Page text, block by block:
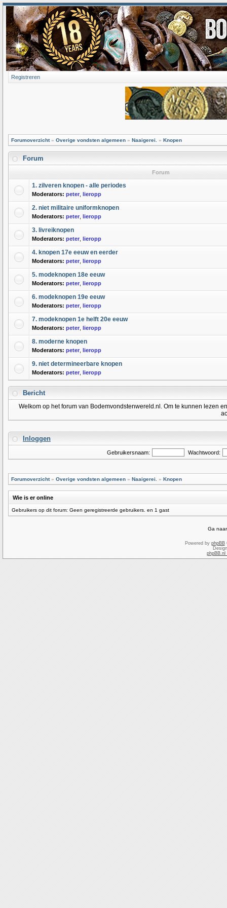
Registreren
Forumoverzicht» Overige vondsten algemeen » Naaigerei. » Knopen
Forum
Forum
1. zilveren knopen - alle periodes
Moderators: peter lieropp
2. niet militaire uniformknopen
Moderators: peter lieropp
3. livreiknopen
Moderators: peter lieropp
4. knopen 17e eeuw en eerder
Moderators: peter lieropp
5. modeknopen 18e eeuw
Moderators: peter lieropp
6. modeknopen 19e eeuw
Moderators: peter lieropp
7. modeknopen 1e helft 20e eeuw
Moderators: peter lieropp
8. moderne knopen
Moderators: peter lieropp
9. niet determineerbare knopen
Moderators: peter lieropp
Bericht
Welkom op het forum van Bodemvondstenwereld.nl. Om te kunnen lezen
Inloggen
Gebruikersnaam: Wachtwoord:
Forumoverzicht» Overige vondsten algemeen » Naaigerei. » Knopen
Wie is er online
Gebruikers op dit forum: Geen geregistreerde gebruikers. en 1 gast
Ga
Powered by phpBB
phpBB.nl